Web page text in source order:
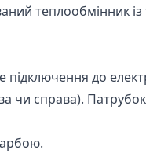
теплообмінник
підключення до
чи справа).